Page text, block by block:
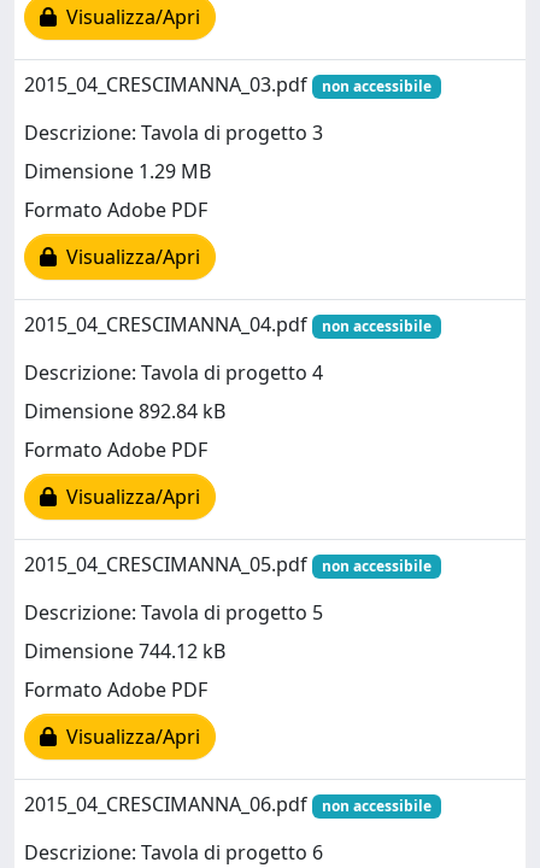
Visualizza/Apri
2015_04_CRESCIMANNA_03.pdf non accessibile
Descrizione: Tavola di progetto 3
Dimensione 1.29 MB
Formato Adobe PDF
Visualizza/Apri
2015_04_CRESCIMANNA_04.pdf non accessibile
Descrizione: Tavola di progetto 4
Dimensione 892.84 kB
Formato Adobe PDF
Visualizza/Apri
2015_04_CRESCIMANNA_05.pdf non accessibile
Descrizione: Tavola di progetto 5
Dimensione 744.12 kB
Formato Adobe PDF
Visualizza/Apri
2015_04_CRESCIMANNA_06.pdf non accessibile
Descrizione: Tavola di progetto 6